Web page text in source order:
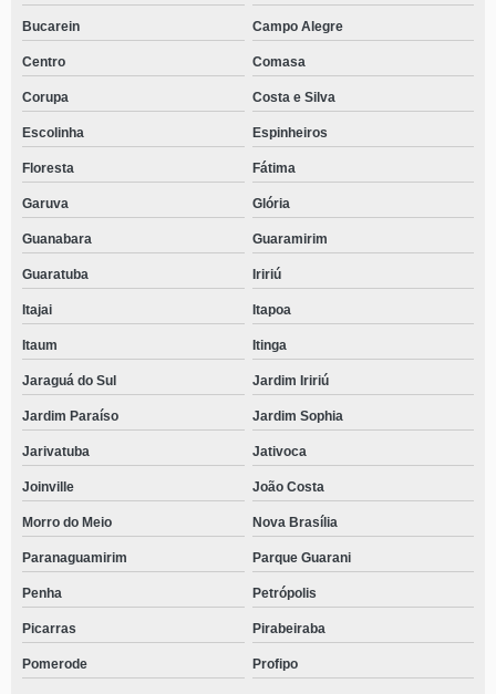
Bucarein Campo Alegre
Centro Comasa
Corupa Costa e Silva
Escolinha Espinheiros
Floresta Fátima
Garuva Glória
Guanabara Guaramirim
Guaratuba Iririú
Itajai Itapoa
Itaum Itinga
Jaraguá do Sul Jardim Iririú
Jardim Paraíso Jardim Sophia
Jarivatuba Jativoca
Joinville João Costa
Morro do Meio Nova Brasília
Paranaguamirim Parque Guarani
Penha Petrópolis
Picarras Pirabeiraba
Pomerode Profipo